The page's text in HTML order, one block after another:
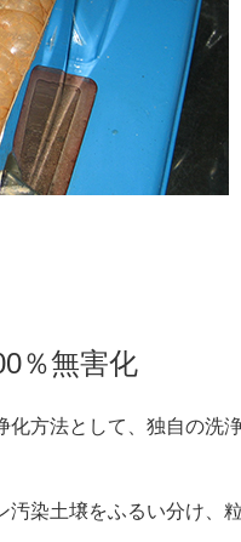
％無害化
化方法として、独自の洗
汚染土壌をふるい分け